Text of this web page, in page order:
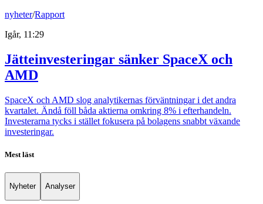
nyheter/Rapport
Igår, 11:29
Jätteinvesteringar sänker SpaceX och
AMD
SpaceX och AMD slog analytikernas förväntningar i det andra
kvartalet. Ändå föll båda aktierna omkring 8% i efterhandeln.
Investerarna tycks i stället fokusera på bolagens snabbt växande
investeringar.
Mest läst
Nyheter Analyser